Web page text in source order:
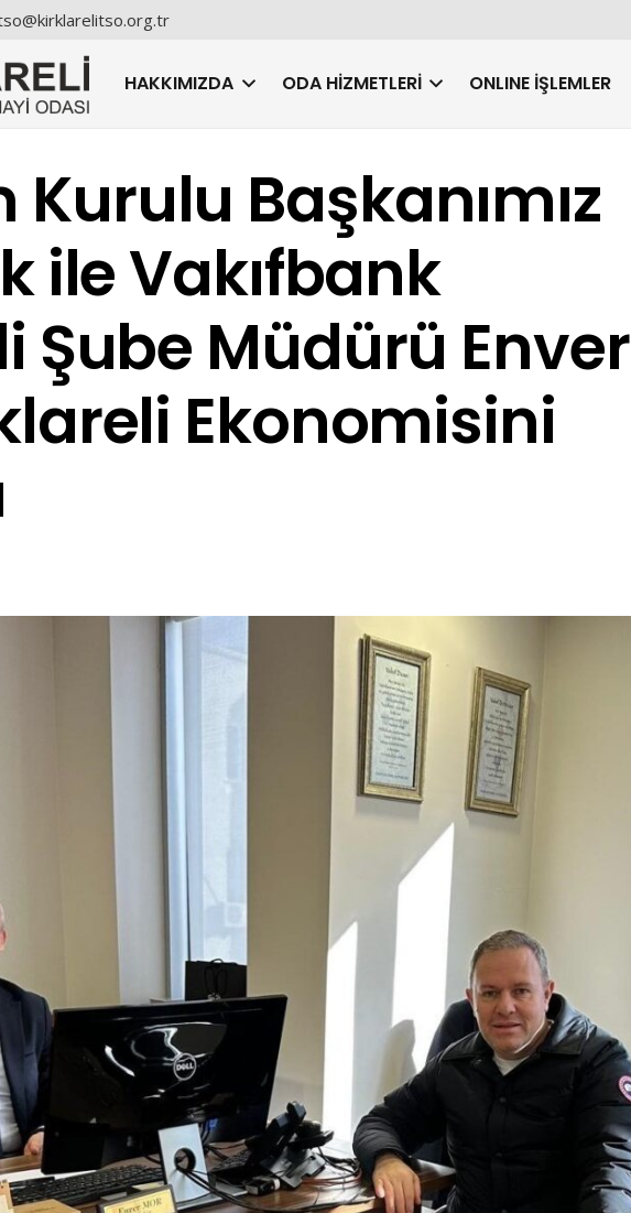
HAKKIMIZDA ODA HIZMETLERI ONLINE İŞLEMLER
Başkanımız
ile Vakıfbank
Şube Müdürü Enver
Ekonomisini